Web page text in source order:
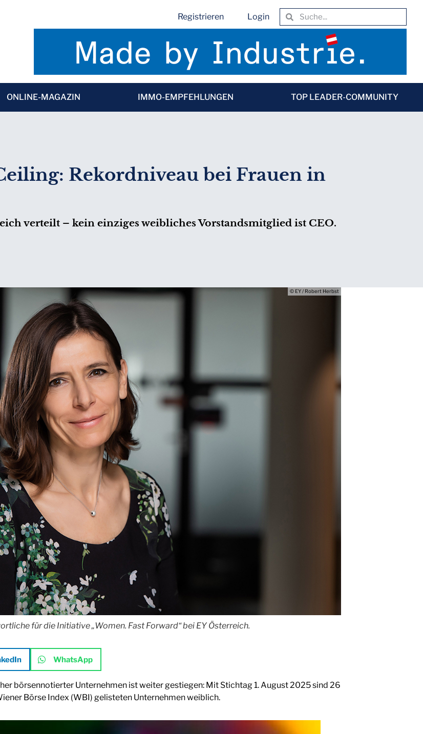
Registrieren Login
ONLINE-MAGAZIN IMMO-EMPFEHLUNGEN TOP LEADER-COMMUNITY
Rekordniveau bei Frauen in
verteilt – kein einziges weibliches Vorstandsmitglied ist CEO.
© EY / Robert Herbst
für die Initiative „Women. Fast Forward“ bei EY Österreich.
WhatsApp
börsennotierter Unternehmen ist weiter gestiegen: Mit Stichtag 1. August 2025 sind 26
Börse Index (WBI) gelisteten Unternehmen weiblich.